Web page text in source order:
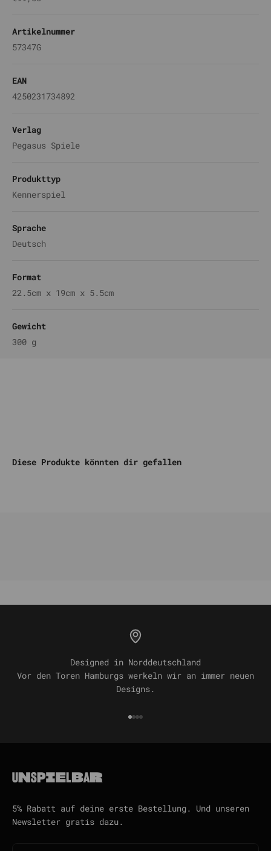
Artikelnummer
57347G
EAN
4250231734892
Verlag
Pegasus Spiele
Produkttyp
Kennerspiel
Sprache
Deutsch
Format
22.5cm x 19cm x 5.5cm
Gewicht
300 g
Diese Produkte könnten dir gefallen
Designed in Norddeutschland
Vor den Toren Hamburgs werkeln wir an immer neuen
Designs.
Gehe zu Element 1
Gehe zu Element 2
Gehe zu Element 3
Gehe zu Element 4
5% Rabatt auf deine erste Bestellung. Und unseren
Newsletter gratis dazu.